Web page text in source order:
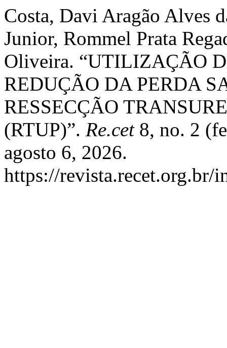
Costa, Davi Aragão Alves
Junior, Rommel Prata
Oliveira. “UTILIZAÇÃO
REDUÇÃO DA PERDA
RESSECÇÃO
(RTUP)”. Re.cet8, no. 2
agosto 6, 2026.
https://revista.recet.org.br/